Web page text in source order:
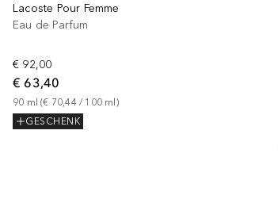
Lacoste Pour Femme
Eau de Parfum
€ 92,00
€ 63,40
90 ml (€ 70,44 / 100 ml)
GESCHENK